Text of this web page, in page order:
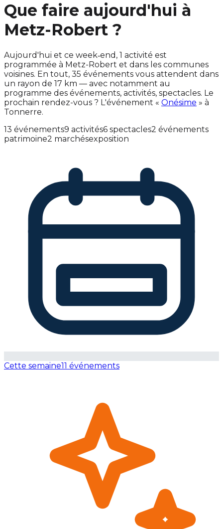
Que faire aujourd'hui à
Metz-Robert ?
Aujourd'hui et ce week‑end, 1 activité est
programmée à Metz-Robert et dans les communes
voisines. En tout, 35 événements vous attendent dans
un rayon de 17 km — avec notamment au
programme des événements, activités, spectacles. Le
prochain rendez-vous ? L'événement « Onésime » à
Tonnerre.
13 événements9 activités6 spectacles2 événements
patrimoine2 marchésexposition
Cette semaine11 événements